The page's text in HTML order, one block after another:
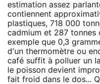
estimation assez
contiennent
plastiques, 718 000
cadmium et 287 tonnes
exemple que 0,3
d'un thermomètre ou
café suffit à polluer un
le poisson devient
fait froid dans le dos...